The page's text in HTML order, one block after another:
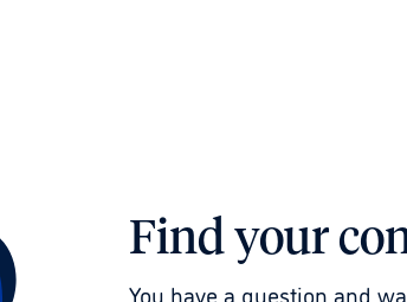
Find your
You have a question and